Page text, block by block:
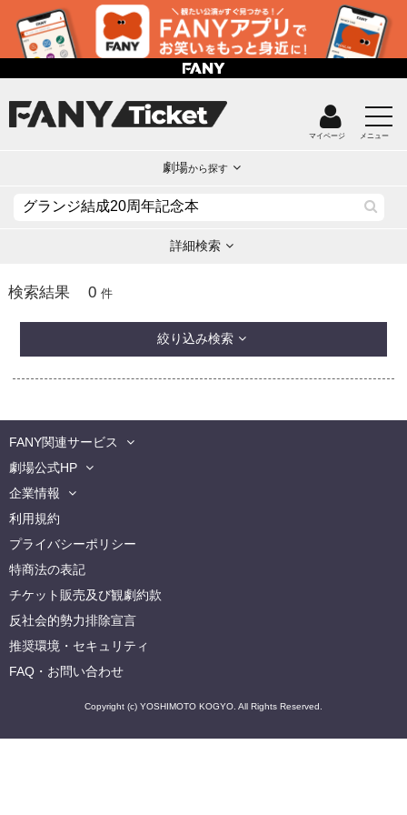
マイページ メニュー
劇場から探す
詳細検索
検索結果 0 件
絞り込み検索
FANY関連サービス
劇場公式HP
企業情報
利用規約
プライバシーポリシー
特商法の表記
チケット販売及び観劇約款
反社会的勢力排除宣言
推奨環境・セキュリティ
FAQ・お問い合わせ
Copyright (c) YOSHIMOTO KOGYO. All Rights Reserved.